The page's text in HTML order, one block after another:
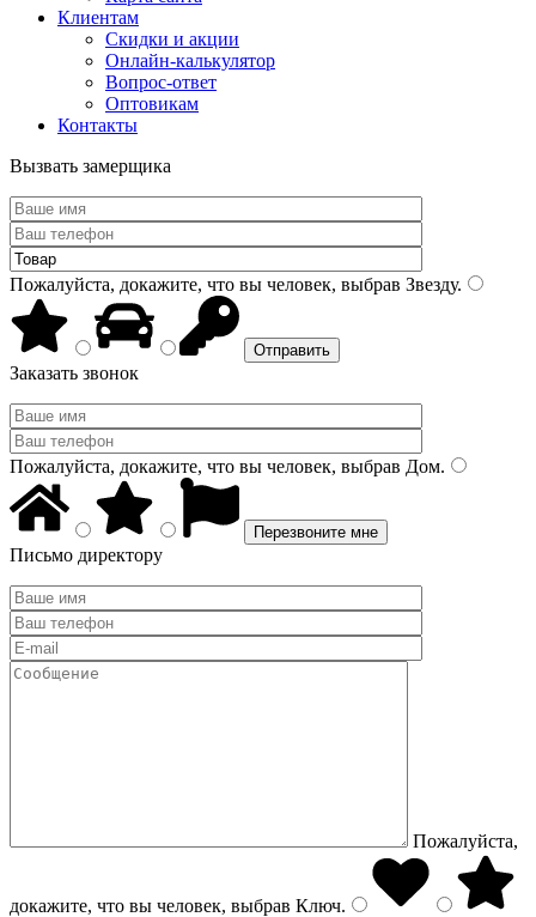
Клиентам
Скидки и акции
Онлайн-калькулятор
Вопрос-ответ
Оптовикам
Контакты
Вызвать замерщика
Пожалуйста, докажите, что вы человек, выбрав Звезду.
Заказать звонок
Пожалуйста, докажите, что вы человек, выбрав Дом.
Письмо директору
Пожалуйста,
докажите, что вы человек, выбрав Ключ.